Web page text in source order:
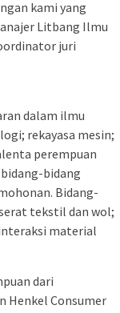
kami yang
Litbang Ilmu
juri
dalam ilmu
rekayasa mesin;
perempuan
bidang
Bidang-
tekstil dan wol;
material
dari
Henkel Consumer